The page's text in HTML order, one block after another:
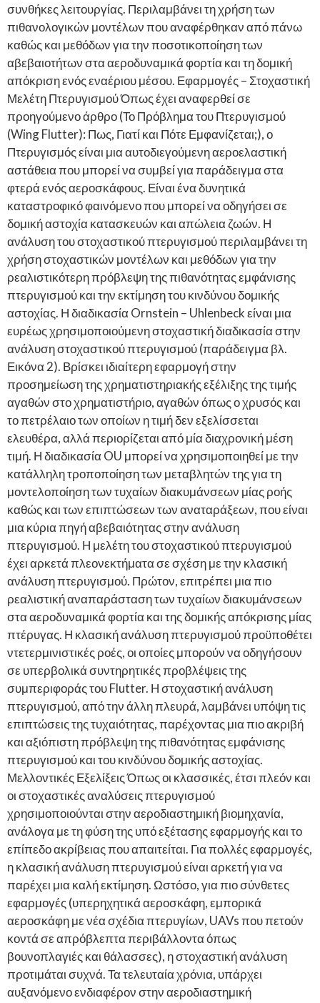
συνθήκες λειτουργίας. Περιλαμβάνει τη χρήση των
πιθανολογικών μοντέλων που αναφέρθηκαν από πάνω
καθώς και μεθόδων για την ποσοτικοποίηση των
αβεβαιοτήτων στα αεροδυναμικά φορτία και τη δομική
απόκριση ενός εναέριου μέσου. Εφαρμογές – Στοχαστική
Μελέτη Πτερυγισμού Όπως έχει αναφερθεί σε
προηγούμενο άρθρο (Το Πρόβλημα του Πτερυγισμού
(Wing Flutter): Πως, Γιατί και Πότε Εμφανίζεται;), ο
Πτερυγισμός είναι μια αυτοδιεγούμενη αεροελαστική
αστάθεια που μπορεί να συμβεί για παράδειγμα στα
φτερά ενός αεροσκάφους. Είναι ένα δυνητικά
καταστροφικό φαινόμενο που μπορεί να οδηγήσει σε
δομική αστοχία κατασκευών και απώλεια ζωών. Η
ανάλυση του στοχαστικού πτερυγισμού περιλαμβάνει τη
χρήση στοχαστικών μοντέλων και μεθόδων για την
ρεαλιστικότερη πρόβλεψη της πιθανότητας εμφάνισης
πτερυγισμού και την εκτίμηση του κινδύνου δομικής
αστοχίας. Η διαδικασία Ornstein – Uhlenbeck είναι μια
ευρέως χρησιμοποιούμενη στοχαστική διαδικασία στην
ανάλυση στοχαστικού πτερυγισμού (παράδειγμα βλ.
Εικόνα 2). Βρίσκει ιδιαίτερη εφαρμογή στην
προσημείωση της χρηματιστηριακής εξέλιξης της τιμής
αγαθών στο χρηματιστήριο, αγαθών όπως ο χρυσός και
το πετρέλαιο των οποίων η τιμή δεν εξελίσσεται
ελευθέρα, αλλά περιορίζεται από μία διαχρονική μέση
τιμή. Η διαδικασία OU μπορεί να χρησιμοποιηθεί με την
κατάλληλη τροποποίηση των μεταβλητών της για τη
μοντελοποίηση των τυχαίων διακυμάνσεων μίας ροής
καθώς και των επιπτώσεων των αναταράξεων, που είναι
μια κύρια πηγή αβεβαιότητας στην ανάλυση
πτερυγισμού. Η μελέτη του στοχαστικού πτερυγισμού
έχει αρκετά πλεονεκτήματα σε σχέση με την κλασική
ανάλυση πτερυγισμού. Πρώτον, επιτρέπει μια πιο
ρεαλιστική αναπαράσταση των τυχαίων διακυμάνσεων
στα αεροδυναμικά φορτία και της δομικής απόκρισης μίας
πτέρυγας. Η κλασική ανάλυση πτερυγισμού προϋποθέτει
ντετερμινιστικές ροές, οι οποίες μπορούν να οδηγήσουν
σε υπερβολικά συντηρητικές προβλέψεις της
συμπεριφοράς του Flutter. Η στοχαστική ανάλυση
πτερυγισμού, από την άλλη πλευρά, λαμβάνει υπόψη τις
επιπτώσεις της τυχαιότητας, παρέχοντας μια πιο ακριβή
και αξιόπιστη πρόβλεψη της πιθανότητας εμφάνισης
πτερυγισμού και του κινδύνου δομικής αστοχίας.
Μελλοντικές Εξελίξεις Όπως οι κλασσικές, έτσι πλεόν και
οι στοχαστικές αναλύσεις πτερυγισμού
χρησιμοποιούνται στην αεροδιαστημική βιομηχανία,
ανάλογα με τη φύση της υπό εξέτασης εφαρμογής και το
επίπεδο ακρίβειας που απαιτείται. Για πολλές εφαρμογές,
η κλασική ανάλυση πτερυγισμού είναι αρκετή για να
παρέχει μια καλή εκτίμηση. Ωστόσο, για πιο σύνθετες
εφαρμογές (υπερηχητικά αεροσκάφη, εμπορικά
αεροσκάφη με νέα σχέδια πτερυγίων, UAVs που πετούν
κοντά σε απρόβλεπτα περιβάλλοντα όπως
βουνοπλαγιές και θάλασσες), η στοχαστική ανάλυση
προτιμάται συχνά. Τα τελευταία χρόνια, υπάρχει
αυξανόμενο ενδιαφέρον στην αεροδιαστημική